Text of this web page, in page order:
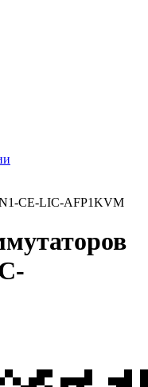
N1-CE-LIC-AFP1KVM